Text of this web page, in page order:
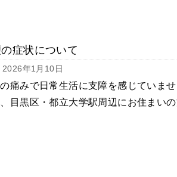
症状について
2026年1月10日
痛みで日常生活に支障を感じていま
目黒区・都立大学駅周辺にお住まい